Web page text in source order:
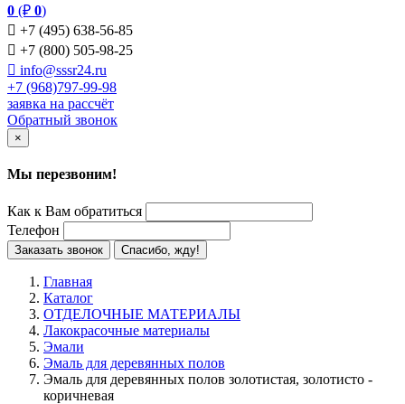
0 (₽ 0)
 +7 (495) 638-56-85
 +7 (800) 505-98-25
 info@sssr24.ru
+7 (968)797-99-98
заявка на рассчёт
Обратный звонок
×
Мы перезвоним!
Как к Вам обратиться
Телефон
Заказать звонок Спасибо, жду!
Главная
Каталог
ОТДЕЛОЧНЫЕ МАТЕРИАЛЫ
Лакокрасочные материалы
Эмали
Эмаль для деревянных полов
Эмаль для деревянных полов золотистая, золотисто -
коричневая